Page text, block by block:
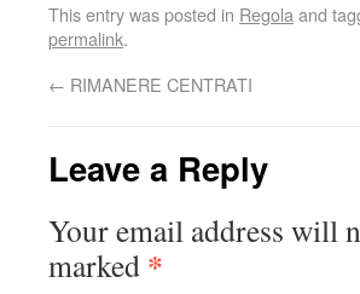
This entry was posted in Regola and
permalink.
← RIMANERE CENTRATI
Leave a Reply
Your email address will
marked *